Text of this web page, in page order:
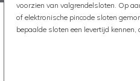
voorzien van valgrendelsloten. Op
of elektronische pincode sloten
bepaalde sloten een levertijd